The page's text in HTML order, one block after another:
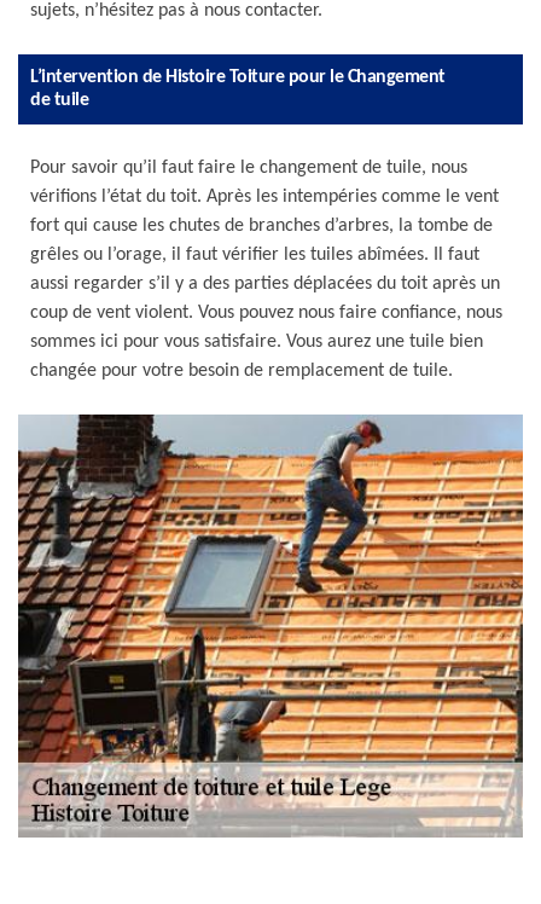
sujets, n’hésitez pas à nous contacter.
L’intervention de Histoire Toiture pour le Changement
de tuile
Pour savoir qu’il faut faire le changement de tuile, nous
vérifions l’état du toit. Après les intempéries comme le vent
fort qui cause les chutes de branches d’arbres, la tombe de
grêles ou l’orage, il faut vérifier les tuiles abîmées. Il faut
aussi regarder s’il y a des parties déplacées du toit après un
coup de vent violent. Vous pouvez nous faire confiance, nous
sommes ici pour vous satisfaire. Vous aurez une tuile bien
changée pour votre besoin de remplacement de tuile.